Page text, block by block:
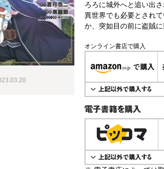
ろろに城外へと追い出
異世界でも必要とされ
か、突如目の前に盗賊
オンライン書店で購入
電子書籍で購入